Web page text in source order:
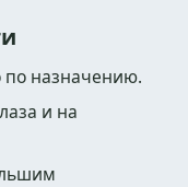
по назначению.
и на